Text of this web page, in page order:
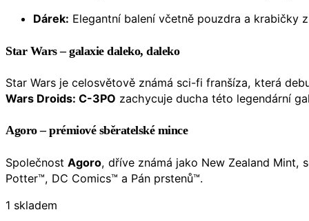
Dárek: Elegantní balení včetně pouzdra a krabičky
Star Wars – galaxie daleko, daleko
Star Wars je celosvětově známá sci-fi franšíza, která
Wars Droids: C-3PO zachycuje ducha této legendární
Agoro – prémiové sběratelské mince
Společnost Agoro, dříve známá jako New Zealand Mint,
Potter™, DC Comics™ a Pán prstenů™.
1 skladem